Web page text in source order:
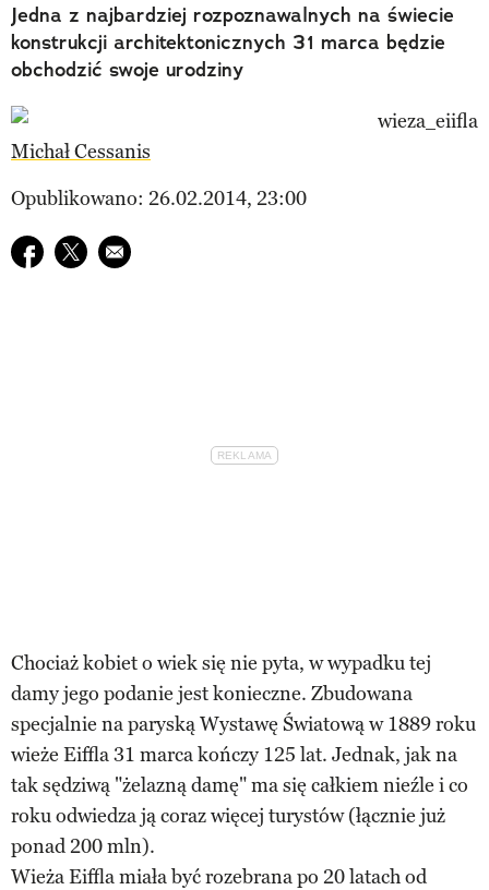
Polecane
Jedna z najbardziej rozpoznawalnych na świecie
konstrukcji architektonicznych 31 marca będzie
obchodzić swoje urodziny
Michał Cessanis
Opublikowano: 26.02.2014, 23:00
Udostępnij na facebook
Udostępnij na twitter
E-mail do przyjaciela
Chociaż kobiet o wiek się nie pyta, w wypadku tej
damy jego podanie jest konieczne. Zbudowana
specjalnie na paryską Wystawę Światową w 1889 roku
wieże Eiffla 31 marca kończy 125 lat. Jednak, jak na
tak sędziwą "żelazną damę" ma się całkiem nieźle i co
roku odwiedza ją coraz więcej turystów (łącznie już
ponad 200 mln).
Wieża Eiffla miała być rozebrana po 20 latach od